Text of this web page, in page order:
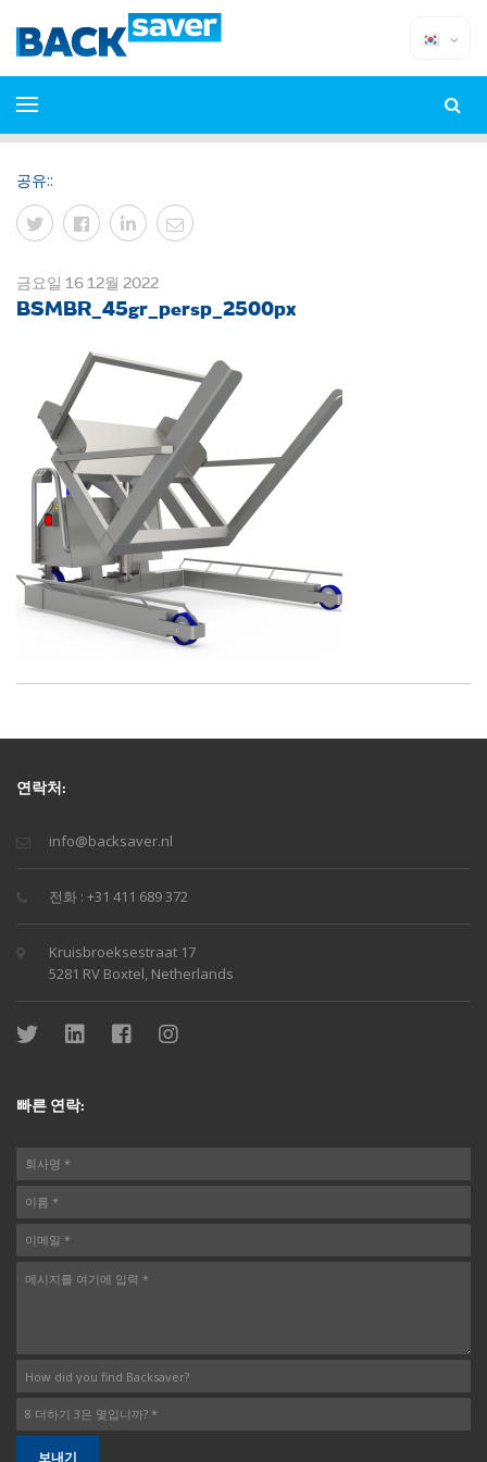
공유::
금요일 16 12월 2022
BSMBR_45gr_persp_2500px
연락처:
info@backsaver.nl
전화 : +31 411 689 372
Kruisbroeksestraat 17
5281 RV Boxtel, Netherlands
빠른 연락: